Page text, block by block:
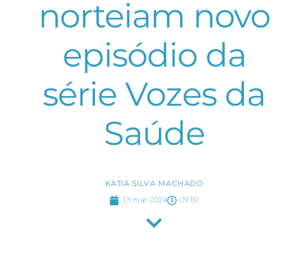
norteiam novo
episódio da
série Vozes da
Saúde
KATIA SILVA MACHADO
13 mar 2024 09:00